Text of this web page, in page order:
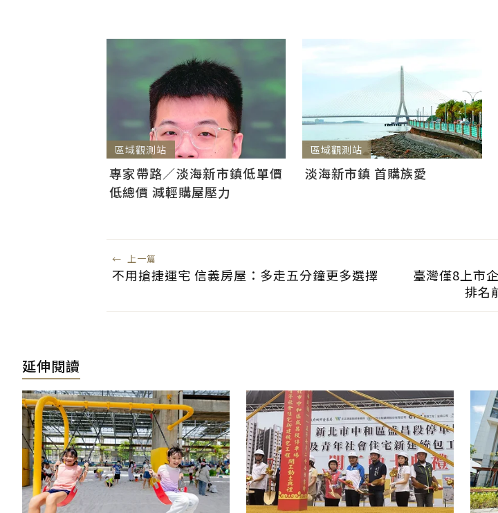
區域觀測站
專家帶路／淡海新市鎮低單價
低總價 減輕購屋壓力
區域觀測站
淡海新市鎮 首購族愛
← 上一篇
不用搶捷運宅 信義房屋：多走五分鐘更多選擇
臺灣僅8上市
排名
延伸閱讀